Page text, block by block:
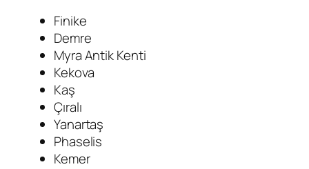
Finike
Demre
Myra Antik Kenti
Kekova
Kaş
Çıralı
Yanartaş
Phaselis
Kemer